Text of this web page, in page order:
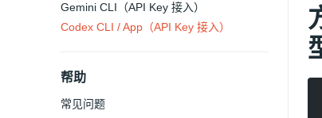
Gemini CLI（API Key 接入）
Codex CLI / App（API Key 接入）
帮助
常见问题